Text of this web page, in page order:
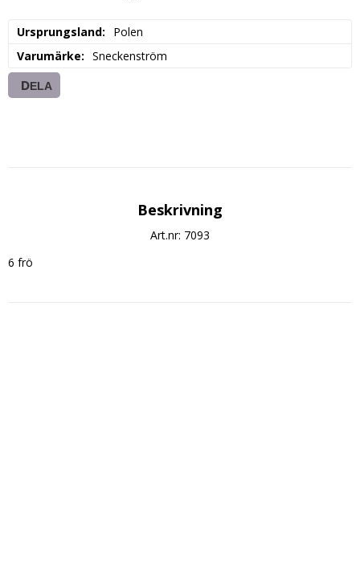
Ursprungsland
Polen
Varumärke
Sneckenström
DELA
Beskrivning
Art.nr: 7093
6 frö